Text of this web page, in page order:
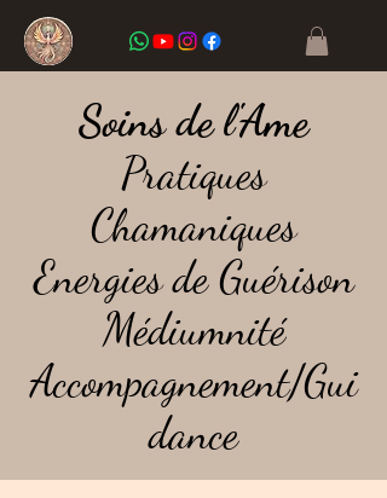
Soins de l'Ame
Pratiques
Chamaniques
Energies de Guérison
Médiumnité
Accompagnement/Gui
dance